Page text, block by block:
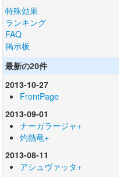
特殊効果
ランキング
FAQ
掲示板
最新の20件
2013-10-27
FrontPage
2013-09-01
ナーガラージャ+
灼熱竜+
2013-08-11
アシュヴァッタ+